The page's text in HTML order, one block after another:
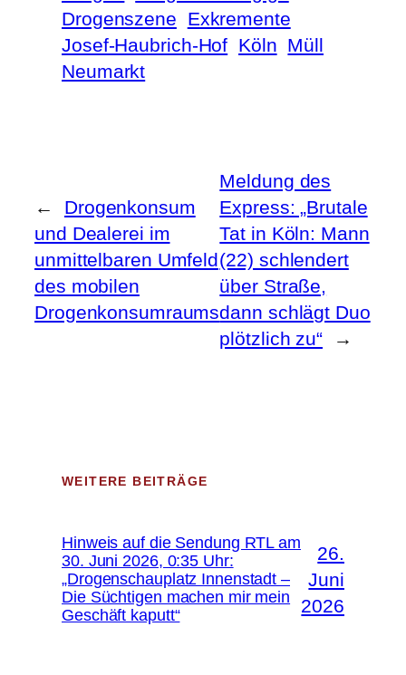
Drogenszene
Exkremente
Josef-Haubrich-Hof Köln Müll
Neumarkt
←
Drogenkonsum
und Dealerei im
unmittelbaren Umfeld
des mobilen
Drogenkonsumraums
Meldung des
Express: „Brutale
Tat in Köln: Mann
(22) schlendert
über Straße,
dann schlägt Duo
plötzlich zu“
→
WEITERE BEITRÄGE
Hinweis auf die Sendung RTL am
30. Juni 2026, 0:35 Uhr:
„Drogenschauplatz Innenstadt –
Die Süchtigen machen mir mein
Geschäft kaputt“
26.
Juni
2026